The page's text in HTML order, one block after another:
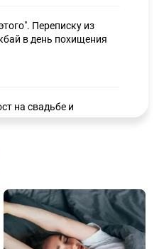
Переписку из
в день похищения
на свадьбе и
дороже. Почему в
расти цены на